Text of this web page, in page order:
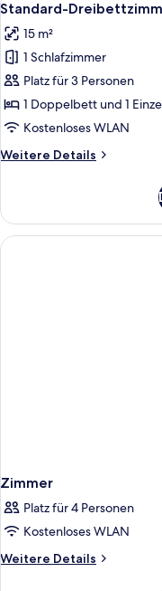
-
Fotos
für
Standard-
Dreibettzimmer
anzeigen
10
Standard-
15 m²
1 Schlafzimmer
Platz für 3 Personen
1 Doppelbett und 1
Kostenloses WLAN
Weitere Details
Weitere
Dreibettzimmer
Zimmer
Platz für 4 Personen
Kostenloses WLAN
Weitere Details
Weitere